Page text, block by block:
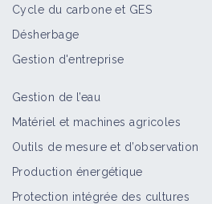
Garance
Cycle du carbone et GES
Désherbage
Gestion d'entreprise
Gestion de l’eau
Matériel et machines agricoles
Outils de mesure et d’observation
Production énergétique
Protection intégrée des cultures